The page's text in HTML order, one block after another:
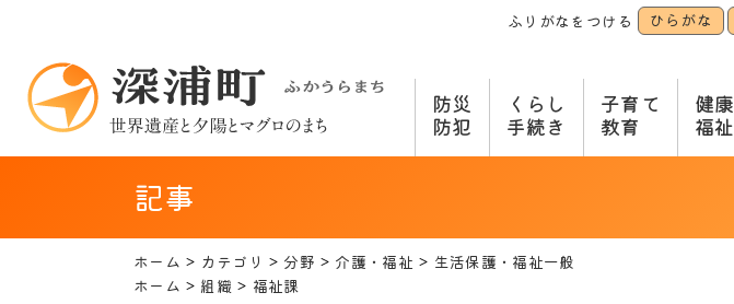
ふりがなをつける ひらがな
防災
防犯
くらし
手続き
子育て
教育
健康
福祉
記事
ホーム カテゴリ 分野 介護・福祉
生活保護・福祉一般
ホーム
組織 福祉課